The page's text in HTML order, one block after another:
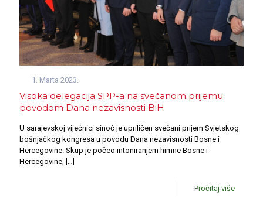
1. Marta 2023.
Visoka delegacija SPP-a na svečanom prijemu
povodom Dana nezavisnosti BiH
U sarajevskoj vijećnici sinoć je upriličen svečani prijem Svjetskog
bošnjačkog kongresa u povodu Dana nezavisnosti Bosne i
Hercegovine. Skup je počeo intoniranjem himne Bosne i
Hercegovine, […]
Pročitaj više